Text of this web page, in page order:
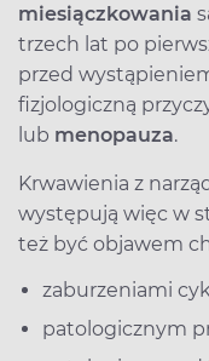
miesiączkowania
trzech lat po
przed
fizjologiczną
lub menopauza.
Krwawienia z
występują więc w
też być objawem
zaburzeniami
patologicznym